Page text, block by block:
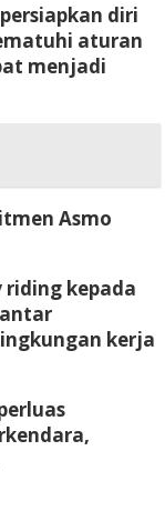
diri
aturan
menjadi
Asmo
kepada
kerja